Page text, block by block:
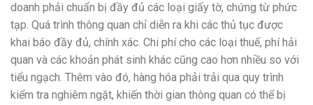
doanh phải chuẩn bị đầy đủ các loại giấy tờ, chứng từ phức
tạp. Quá trình thông quan chỉ diễn ra khi các thủ tục được
khai báo đầy đủ, chính xác. Chi phí cho các loại thuế, phí hải
quan và các khoản phát sinh khác cũng cao hơn nhiều so với
tiểu ngạch. Thêm vào đó, hàng hóa phải trải qua quy trình
kiểm tra nghiêm ngặt, khiến thời gian thông quan có thể bị